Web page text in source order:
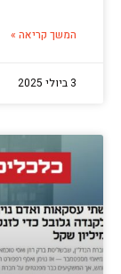
המשך קריאה »
3 ביולי 2025